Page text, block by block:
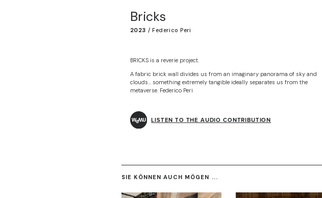
Bricks
2023 / Federico Peri
BRICKS is a reverie project.
A fabric brick wall divides us from an imaginary panorama of sky and
clouds... something extremely tangible ideally separates us from the
metaverse. Federico Peri
LISTEN TO THE AUDIO CONTRIBUTION
SIE KÖNNEN AUCH MÖGEN ...